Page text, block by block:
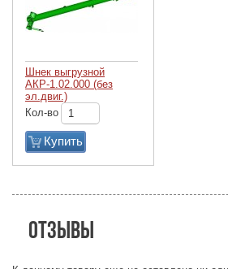
Шнек выгрузной
АКР-1.02.000 (без
эл.двиг.)
Кол-во
Купить
Отзывы